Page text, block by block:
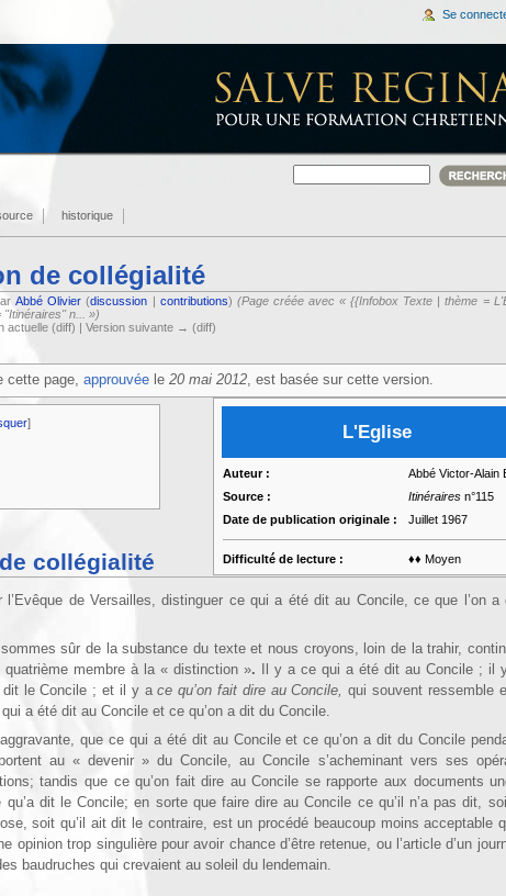
de collégialité
Abbé Olivier (discussion contributions) (Page créée avec « {{Infobox Texte | thème =
n... »)
actuelle (diff) | Version suivante → (diff)
cette page, approuvéele 20 mai 2012, est basée sur cette version.
L'Eglise
Auteur :
Abbé Victor-Alain
Source :
Itinérairesn°115
Date de publication originale :
Juillet 1967
Difficulté de lecture : ♦♦ Moyen
]
collégialité
de Versailles, distinguer ce qui a été dit au Concile, ce que l’on a
sûr de la substance du texte et nous croyons, loin de la trahir,
membre à la « distinction ».
Il y a ce qui a été dit au Concile ; il
dit le Concile ; et il y ace qu’on fait dire au Concile,qui souvent ressemble
a été dit au Concile et ce qu’on a dit du Concile.
que ce qui a été dit au Concile et ce qu’on a dit du Concile
au « devenir » du Concile, au Concile s’acheminant vers ses
tandis que ce qu’on fait dire au Concile se rapporte aux documents
dit le Concile; en sorte que faire dire au Concile ce qu’il n’a pas dit,
soit qu’il ait dit le contraire, est un procédé beaucoup moins acceptable
opinion trop singulière pour avoir chance d’être retenue, ou l’article d’un
bau­druches qui crevaient au soleil du lendemain.
historique
Se